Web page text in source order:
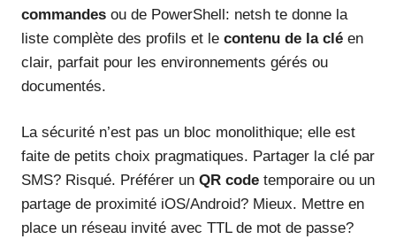
commandes ou de PowerShell: netsh te donne la
liste complète des profils et le contenu de la clé en
clair, parfait pour les environnements gérés ou
documentés.
La sécurité n’est pas un bloc monolithique; elle est
faite de petits choix pragmatiques. Partager la clé par
SMS? Risqué. Préférer un QR code temporaire ou un
partage de proximité iOS/Android? Mieux. Mettre en
place un réseau invité avec TTL de mot de passe?